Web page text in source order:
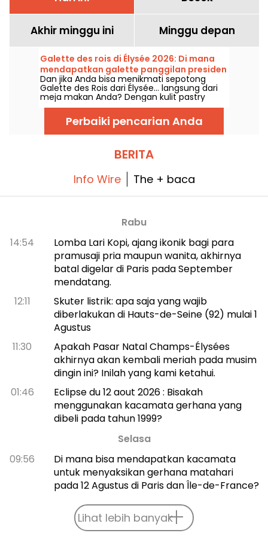
Akhir minggu ini Minggu depan
Galette des rois di Élysée 2026: Di mana
mendapatkan galette panggilan presiden
dengan nuansa keluarga? - foto
Dan jika Anda bisa menikmati sepotong
Galette des Rois dari Élysée… langsung dari
meja makan Anda? Dengan kulit pastry
yang lembut dan lapisan frangipane buatan
sendiri, kali ini lengkap dengan fève agar
setiap orang bisa berperan sebagai raja atau
ratu sejenak. Galette ini tersedia dalam
tradisional di arrondissement 15, yang setia
mengikuti resep yang disajikan di istana,
berkumpul bersama keluarga dan teman!
Perbaiki pencarian Anda
BERITA
Info Wire The + baca
Rabu
14:54
Lomba Lari Kopi, ajang ikonik bagi para
pramusaji pria maupun wanita, akhirnya
batal digelar di Paris pada September
mendatang.
12:11
Skuter listrik: apa saja yang wajib
diberlakukan di Hauts-de-Seine (92) mulai 1
Agustus
11:30
Apakah Pasar Natal Champs-Élysées
akhirnya akan kembali meriah pada musim
dingin ini? Inilah yang kami ketahui.
01:46
Eclipse du 12 aout 2026 : Bisakah
menggunakan kacamata gerhana yang
dibeli pada tahun 1999?
Selasa
09:56
Di mana bisa mendapatkan kacamata
untuk menyaksikan gerhana matahari
pada 12 Agustus di Paris dan Île-de-France?
Lihat lebih banyak